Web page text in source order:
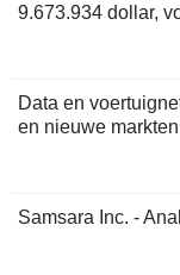
9.673.934 dollar,
Data en
en nieuwe
Samsara Inc. -